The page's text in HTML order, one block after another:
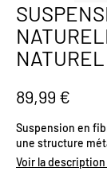
Passer
au
début
de
la
d’images
NATUREL
89,99 €
Suspension en
une structure
L38
Voir la